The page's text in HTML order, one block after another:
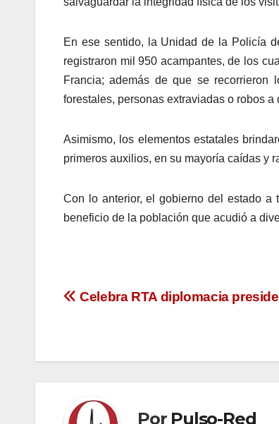
En ese sentido, la Unidad de la Policía
registraron mil 950 acampantes, de los
Francia; además de que se recorrieron
forestales, personas extraviadas o robos
Asimismo, los elementos estatales
primeros auxilios, en su mayoría caídas y
Con lo anterior, el gobierno del estado a
beneficio de la población que acudió a
Navegación
entradas
Celebra RTA diplomacia
Por Pulso-Red